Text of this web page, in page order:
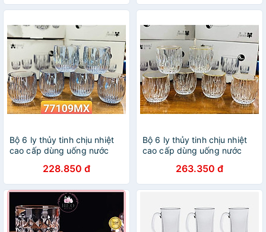
Bộ 6 ly thủy tinh chịu nhiệt
cao cấp dùng uống nước
228.850 đ
Bộ 6 ly thủy tinh chịu nhiệt
cao cấp dùng uống nước
263.350 đ